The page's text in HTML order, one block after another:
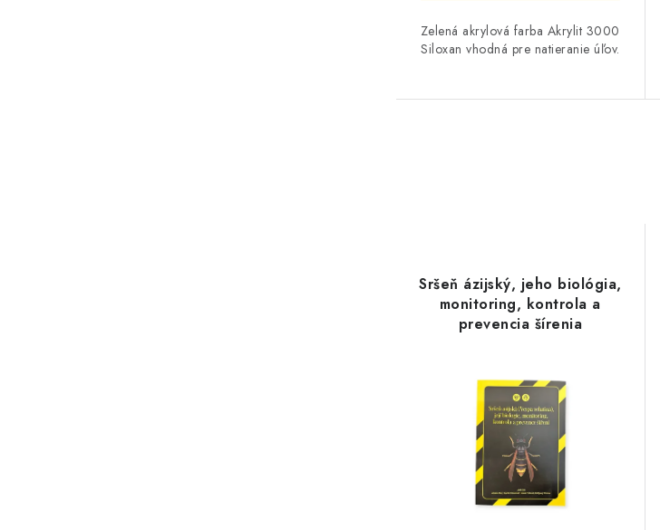
Zelená akrylová farba Akrylit 3000
Siloxan vhodná pre natieranie úľov.
Sršeň ázijský, jeho biológia,
monitoring, kontrola a
prevencia šírenia